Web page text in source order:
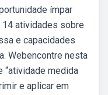
ímpar
14 atividades sobre
e capacidades
Webencontre nesta
medida
e aplicar em